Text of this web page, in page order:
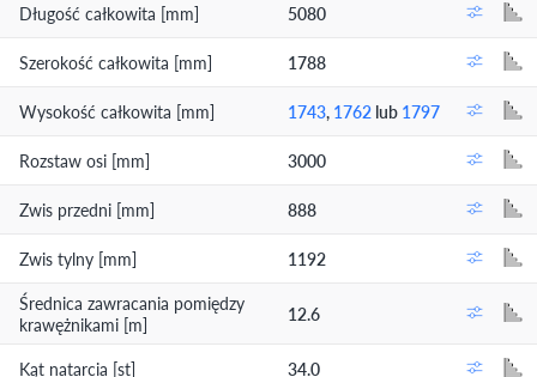
Długość całkowita [mm] 5080
Szerokość całkowita [mm] 1788
Wysokość całkowita [mm] 1743, 1762 lub 1797
Rozstaw osi [mm] 3000
Zwis przedni [mm] 888
Zwis tylny [mm]
1192
Średnica zawracania pomiędzy
krawężnikami [m]
12.6
Kąt natarcia [st] 34.0